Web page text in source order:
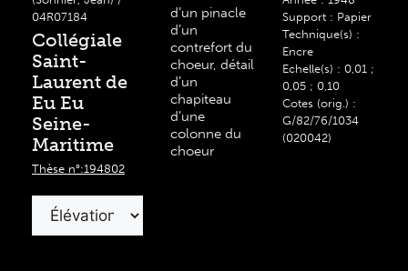
04R07184
Collégiale
Saint-
Laurent de
Eu Eu
Seine-
Maritime
Thèse n°:194802
d’un pinacle
d’un
contrefort du
choeur, détail
d’un
chapiteau
d’une
colonne du
choeur
Support : Papier
Technique(s) :
Encre
Echelle(s) : 0,01 ;
0,05 ; 0,10
Cotes (orig.) :
G/82/76/1034
(020042)